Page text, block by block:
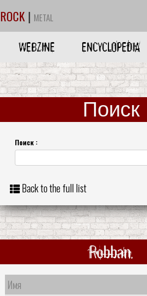
ROCK | METAL
WEBZINE ENCYCLOPEDIA
Поиск
Поиск :
Back to the full list
Robban,
Имя